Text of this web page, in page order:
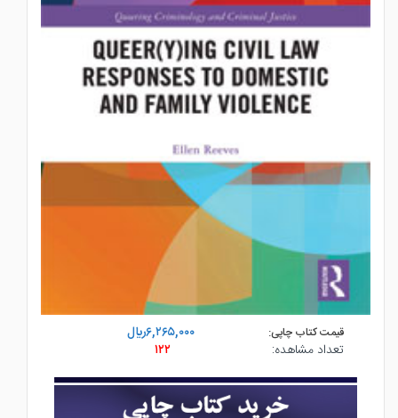
قیمت کتاب چاپی:
۶,۲۶۵,۰۰۰ريال
تعداد مشاهده:
۱۲۲